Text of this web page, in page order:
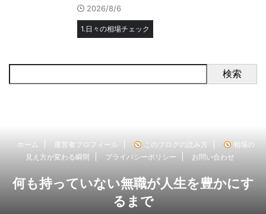
2026/8/6
1.日々の相場チェック
検索
ホーム 運営者プロフィール このブログの読み方
相場の
見え方が変わる瞬間
プライバシーポリシー お問い合わせ
何も持っていない無職が人生を豊かにす
るまで